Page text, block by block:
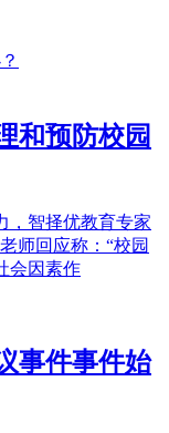
和预防校园
，智择优教育专家
师回应称：“校园
会因素作
事件事件始